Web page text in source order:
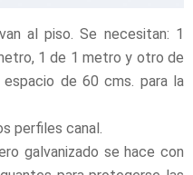
al piso. Se necesitan: 1
1 de 1 metro y otro de
de 60 cms. para la
perfiles canal.
galvanizado se hace con